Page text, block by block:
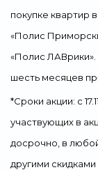
покупке квартир
«Полис
«Полис ЛАВрики».
шесть месяцев
*Сроки акции: с
участвующих в
досрочно, в
другими